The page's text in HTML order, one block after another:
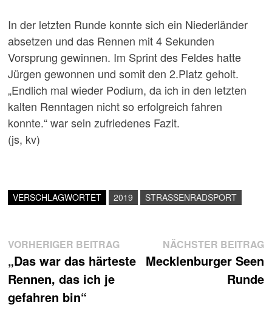
In der letzten Runde konnte sich ein Niederländer
absetzen und das Rennen mit 4 Sekunden
Vorsprung gewinnen. Im Sprint des Feldes hatte
Jürgen gewonnen und somit den 2.Platz geholt.
„Endlich mal wieder Podium, da ich in den letzten
kalten Renntagen nicht so erfolgreich fahren
konnte.“ war sein zufriedenes Fazit.
(js, kv)
VERSCHLAGWORTET 2019 STRASSENRADSPORT
Beitragsnavigation
VORHERIGER BEITRAGVorheriger
Beitrag:
„Das war das härteste
Rennen, das ich je
gefahren bin“
NÄCHSTER BEITRAG
Mecklenburger Seen
Runde